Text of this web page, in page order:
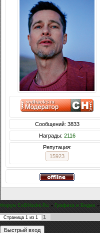
Сообщений: 3833
Награды: 2116
Репутация:
15923
Форум CoDHacks.Ru » Графика и Видео »
Страница 1 из 1 1